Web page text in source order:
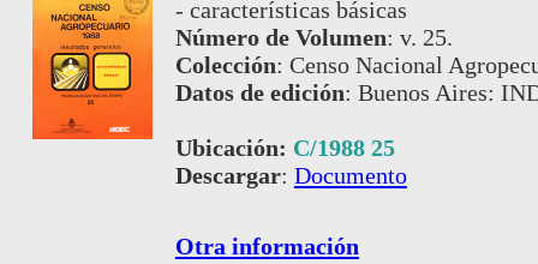
- características básicas
Número de Volumen: v. 25.
Colección: Censo Nacional
Datos de edición: Buenos Aires:
Ubicación: C/1988 25
Descargar: Documento
Otra información